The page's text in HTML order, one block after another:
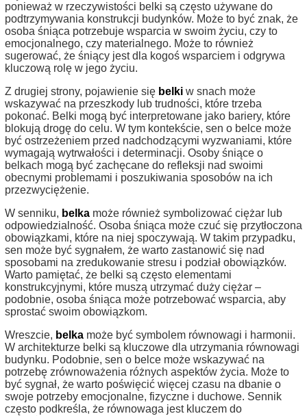
ponieważ w rzeczywistości belki są często używane do
podtrzymywania konstrukcji budynków. Może to być znak, że
osoba śniąca potrzebuje wsparcia w swoim życiu, czy to
emocjonalnego, czy materialnego. Może to również
sugerować, że śniący jest dla kogoś wsparciem i odgrywa
kluczową rolę w jego życiu.
Z drugiej strony, pojawienie się belki w snach może
wskazywać na przeszkody lub trudności, które trzeba
pokonać. Belki mogą być interpretowane jako bariery, które
blokują drogę do celu. W tym kontekście, sen o belce może
być ostrzeżeniem przed nadchodzącymi wyzwaniami, które
wymagają wytrwałości i determinacji. Osoby śniące o
belkach mogą być zachęcane do refleksji nad swoimi
obecnymi problemami i poszukiwania sposobów na ich
przezwyciężenie.
W senniku, belka może również symbolizować ciężar lub
odpowiedzialność. Osoba śniąca może czuć się przytłoczona
obowiązkami, które na niej spoczywają. W takim przypadku,
sen może być sygnałem, że warto zastanowić się nad
sposobami na zredukowanie stresu i podział obowiązków.
Warto pamiętać, że belki są często elementami
konstrukcyjnymi, które muszą utrzymać duży ciężar –
podobnie, osoba śniąca może potrzebować wsparcia, aby
sprostać swoim obowiązkom.
Wreszcie, belka może być symbolem równowagi i harmonii.
W architekturze belki są kluczowe dla utrzymania równowagi
budynku. Podobnie, sen o belce może wskazywać na
potrzebę zrównoważenia różnych aspektów życia. Może to
być sygnał, że warto poświęcić więcej czasu na dbanie o
swoje potrzeby emocjonalne, fizyczne i duchowe. Sennik
często podkreśla, że równowaga jest kluczem do